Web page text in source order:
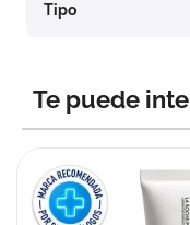
Tipo
Te puede
10.pañales